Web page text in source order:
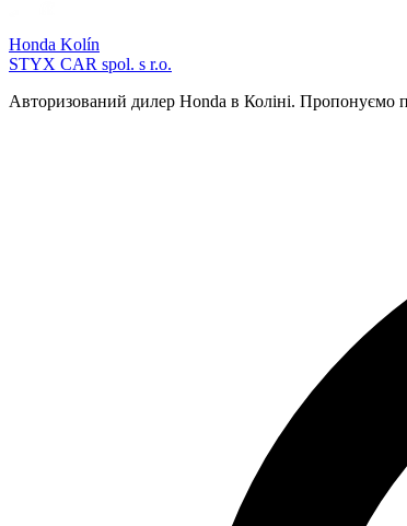
Honda Kolín
STYX CAR spol. s r.o.
Авторизований дилер Honda в Коліні. Пропонуємо